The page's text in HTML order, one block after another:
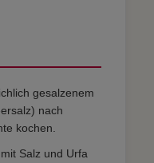
gesalzenem
nach
kochen.
Salz und Urfa